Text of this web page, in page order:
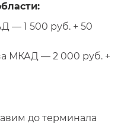
— 1 500 руб. + 50
МКАД — 2 000 руб. +
до терминала